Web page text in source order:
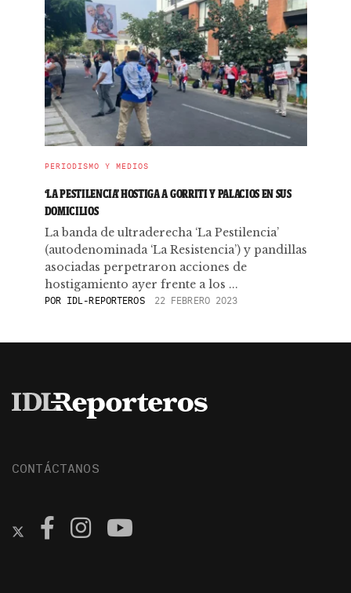
PERIODISMO Y MEDIOS
‘LA PESTILENCIA’ HOSTIGA A GORRITI Y PALACIOS EN SUS
DOMICILIOS
La banda de ultraderecha ‘La Pestilencia’
(autodenominada ‘La Resistencia’) y pandillas
asociadas perpetraron acciones de
hostigamiento ayer frente a los ...
PORIDL-REPORTEROS 22 FEBRERO 2023
CONTÁCTANOS